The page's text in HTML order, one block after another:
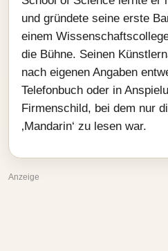
und gründete seine erste
einem
die Bühne. Seinen
nach eigenen Angaben
Telefonbuch oder in
Firmenschild, bei dem nur
‚Mandarin‘ zu lesen war.
Anzeige